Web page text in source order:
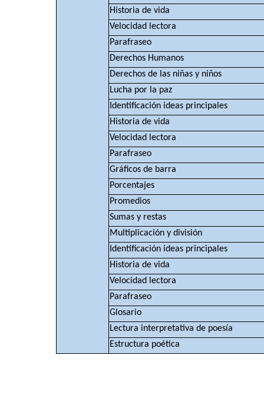
Historia de vida
Velocidad lectora
Parafraseo
Derechos Humanos
Derechos de las niñas y niños
Lucha por la paz
Identificación ideas principales
Historia de vida
Velocidad lectora
Parafraseo
Gráficos de barra
Porcentajes
Promedios
Sumas y restas
Multiplicación y división
Identificación ideas principales
Historia de vida
Velocidad lectora
Parafraseo
Glosario
Lectura interpretativa de poesía
Estructura poética